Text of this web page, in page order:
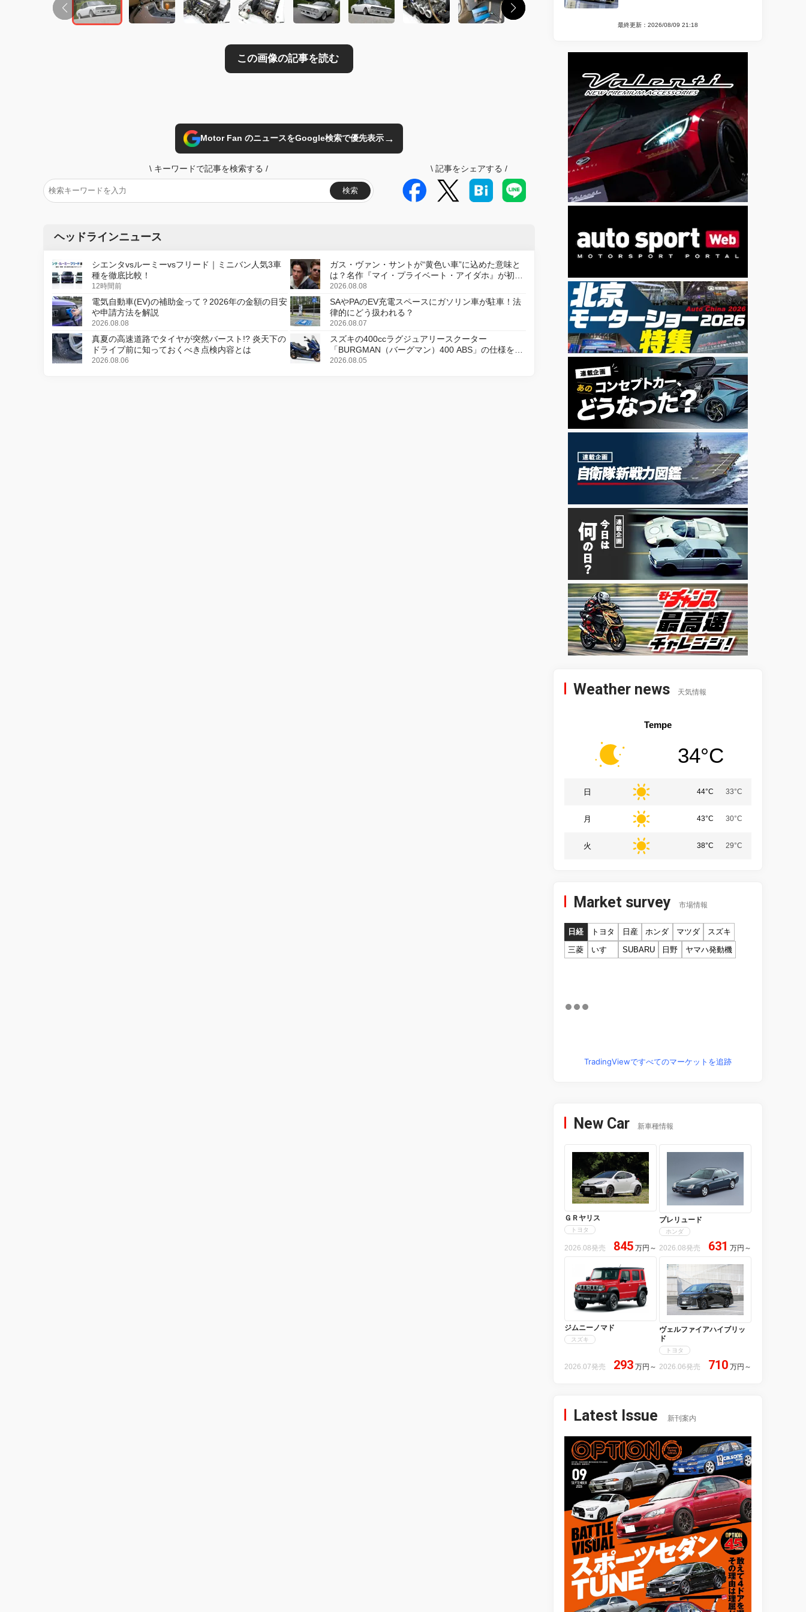
Motor Fan のニュースをGoogle検索で優先表示→
\ キーワードで記事を検索する /
検索
\ 記事をシェアする /
ヘッドラインニュース
シエンタvsルーミーvsフリード｜ミニバン人気3車
種を徹底比較！
12時間前
ガス・ヴァン・サントが“黄色い車”に込めた意味と
は？名作『マイ・プライベート・アイダホ』が初の
デジタルリマスター版で復活
2026.08.08
電気自動車(EV)の補助金って？2026年の金額の目安
や申請方法を解説
2026.08.08
SAやPAのEV充電スペースにガソリン車が駐車！法
律的にどう扱われる？
2026.08.07
真夏の高速道路でタイヤが突然バースト!? 炎天下の
ドライブ前に知っておくべき点検内容とは
2026.08.06
スズキの400ccラグジュアリースクーター
「BURGMAN（バーグマン）400 ABS」の仕様を変
更し、8月18日に発売
2026.08.05
最終更新：2026/08/09 21:18
Weather news 天気情報
Tempe
34°C
日 44°C 33°C
月 43°C 30°C
火 38°C 29°C
Market survey 市場情報
日経 トヨタ 日産 ホンダ マツダ
スズキ
三菱
いすゞ SUBARU 日野 ヤマハ発動機
TradingViewですべてのマーケットを追跡
New Car 新車種情報
ＧＲヤリス
トヨタ
2026.08発売 845 万円 ～
プレリュード
ホンダ
2026.08発売 631 万円 ～
ジムニーノマド
スズキ
2026.07発売 293 万円 ～
ヴェルファイアハイブリッ
ド
トヨタ
2026.06発売 710 万円 ～
Latest Issue 新刊案内